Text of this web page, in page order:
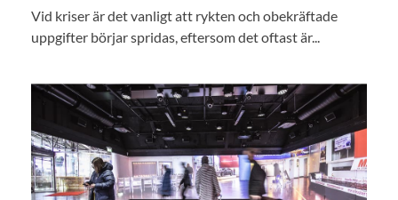
Vid kriser är det vanligt att rykten och obekräftade
uppgifter börjar spridas, eftersom det oftast är...